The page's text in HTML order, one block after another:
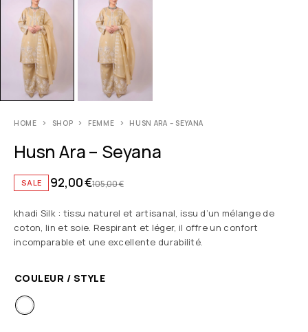
HOME SHOP FEMME HUSN ARA – SEYANA
Husn Ara – Seyana
SALE 105,00€
92,00€
khadi Silk : tissu naturel et artisanal, issu d’un mélange de
coton, lin et soie. Respirant et léger, il offre un confort
incomparable et une excellente durabilité.
COULEUR / STYLE